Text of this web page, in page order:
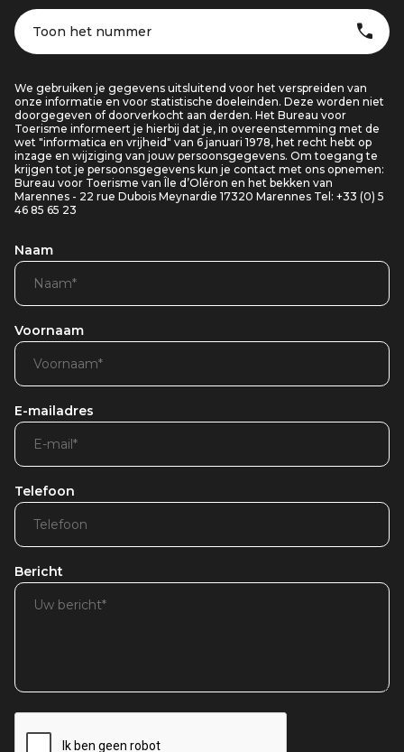
Toon het nummer
We gebruiken je gegevens uitsluitend voor het verspreiden van
onze informatie en voor statistische doeleinden. Deze worden niet
doorgegeven of doorverkocht aan derden. Het Bureau voor
Toerisme informeert je hierbij dat je, in overeenstemming met de
wet "informatica en vrijheid" van 6 januari 1978, het recht hebt op
inzage en wijziging van jouw persoonsgegevens. Om toegang te
krijgen tot je persoonsgegevens kun je contact met ons opnemen:
Bureau voor Toerisme van Île d’Oléron en het bekken van
Marennes - 22 rue Dubois Meynardie 17320 Marennes Tel: +33 (0) 5
46 85 65 23
Naam
Voornaam
E-mailadres
Telefoon
Bericht